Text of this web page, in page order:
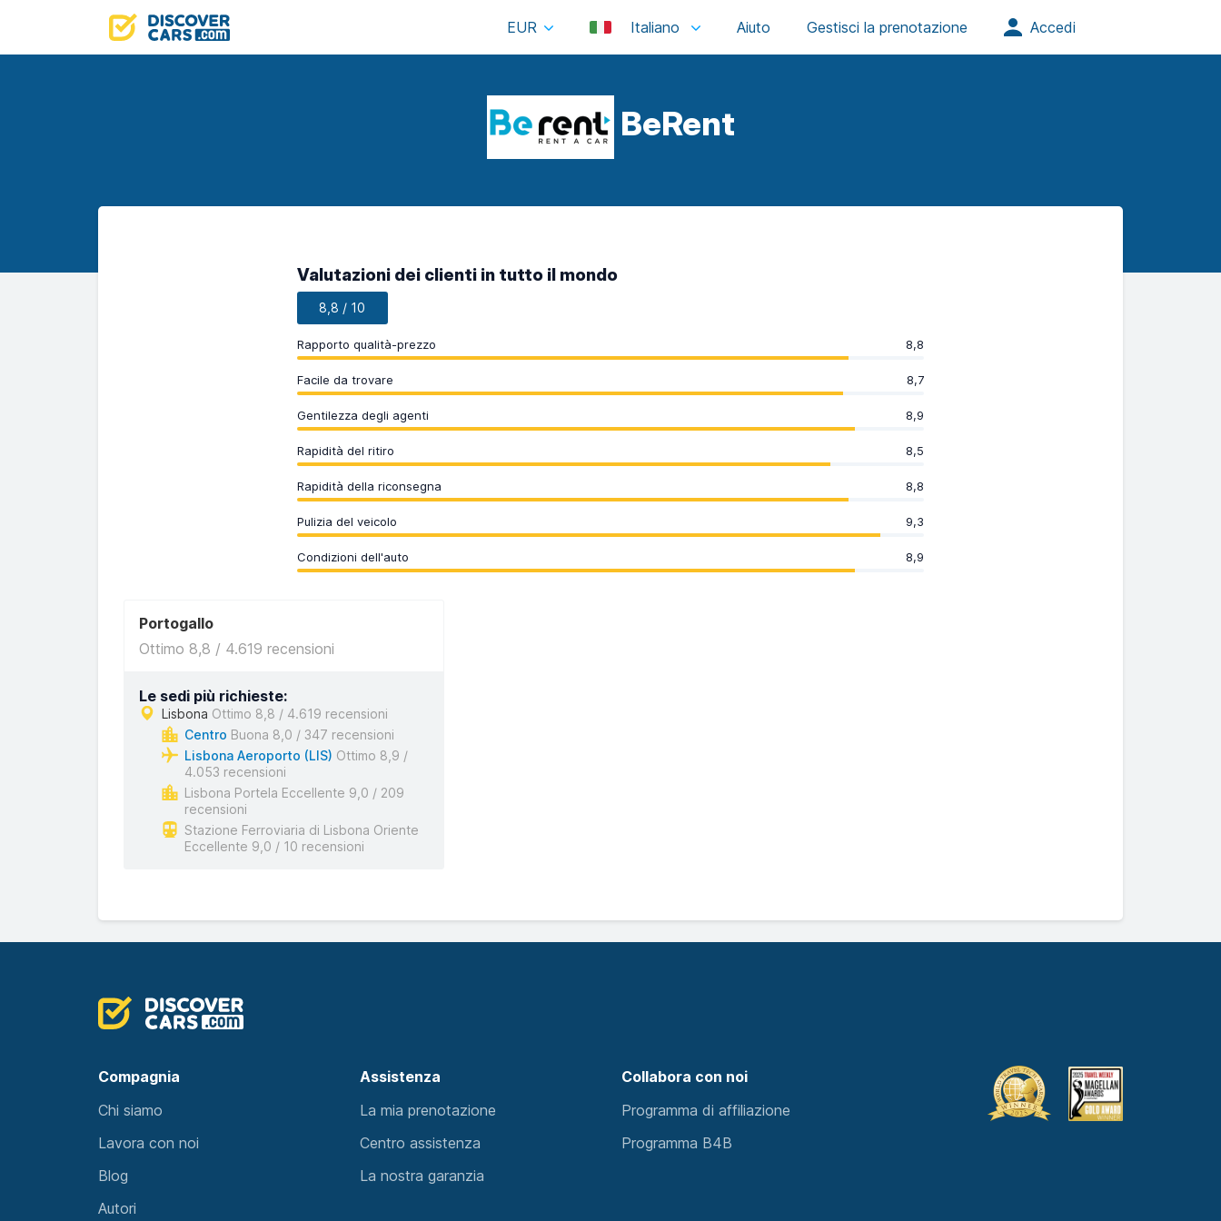
EUR Italiano
BeRent
Valutazioni dei clienti in tutto il mondo
8,8 / 10
Rapporto qualità-prezzo 8,8
Facile da trovare 8,7
Gentilezza degli agenti 8,9
Rapidità del ritiro 8,5
Rapidità della riconsegna 8,8
Pulizia del veicolo 9,3
Condizioni dell'auto 8,9
Portogallo
Ottimo 8,8 / 4.619 recensioni
Le sedi più richieste:
Lisbona Ottimo 8,8 / 4.619 recensioni
Centro Buona 8,0 / 347 recensioni
Lisbona Aeroporto (LIS) Ottimo 8,9 /
4.053 recensioni
Lisbona Portela Eccellente 9,0 / 209
recensioni
Stazione Ferroviaria di Lisbona Oriente
Eccellente 9,0 / 10 recensioni
Compagnia Assistenza Collabora con noi